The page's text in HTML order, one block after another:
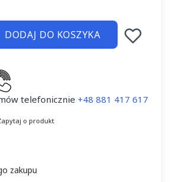
DODAJ DO KOSZYKA
telefonicznie +48 881 417 617
o produkt
zakupu